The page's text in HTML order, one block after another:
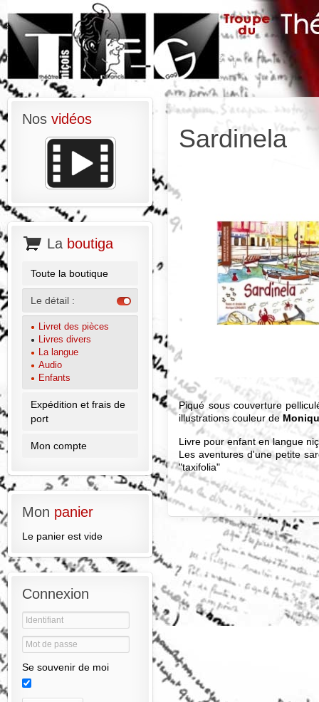
Sardinela
Piqué sous couverture
illustrations couleur de
Livre pour enfant en langue
Les aventures d'une petite
"taxifolia"
Nos vidéos
La boutiga
Toute la boutique
Le détail :
Livret des pièces
Livres divers
La langue
Audio
Enfants
Expédition et frais de
port
Mon compte
Mon panier
Le panier est vide
Connexion
Se souvenir de moi